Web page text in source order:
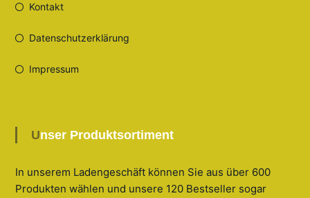
Kontakt
Datenschutzerklärung
Impressum
Unser Produktsortiment
In unserem Ladengeschäft können Sie aus über 600
Produkten wählen und unsere 120 Bestseller sogar